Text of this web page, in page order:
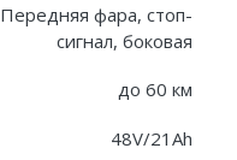
Передняя фара, стоп-
сигнал, боковая
до 60 км
48V/21Ah